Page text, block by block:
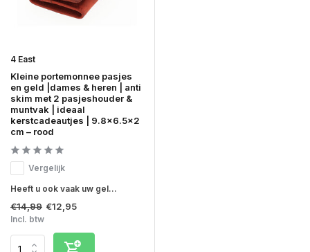
4 East
Kleine portemonnee pasjes
en geld |dames & heren | anti
skim met 2 pasjeshouder &
muntvak | ideaal
kerstcadeautjes | 9.8x6.5x2
cm – rood
Vergelijk
Heeft u ook vaak uw gel...
€14,99 €12,95
Incl. btw